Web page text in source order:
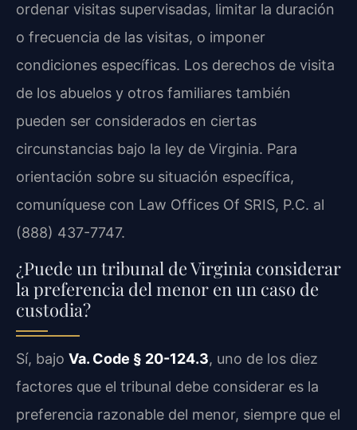
ordenar visitas supervisadas, limitar la duración
o frecuencia de las visitas, o imponer
condiciones específicas. Los derechos de visita
de los abuelos y otros familiares también
pueden ser considerados en ciertas
circunstancias bajo la ley de Virginia. Para
orientación sobre su situación específica,
comuníquese con Law Offices Of SRIS, P.C. al
(888) 437-7747.
¿Puede un tribunal de Virginia considerar
la preferencia del menor en un caso de
custodia?
Sí, bajo Va. Code § 20-124.3, uno de los diez
factores que el tribunal debe considerar es la
preferencia razonable del menor, siempre que el